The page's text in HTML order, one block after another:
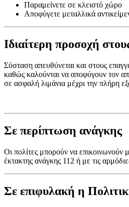
Παραμείνετε σε κλειστό χώρο
Αποφύγετε μεταλλικά
Ιδιαίτερη προσοχή
Σύσταση απευθύνεται και στους
καθώς καλούνται να αποφύγουν τον
σε ασφαλή λιμάνια μέχρι την πλήρη
Σε περίπτωση ανάγκης
Οι πολίτες μπορούν να επικοινωνούν
έκτακτης ανάγκης 112 ή με τις
Σε επιφυλακή η